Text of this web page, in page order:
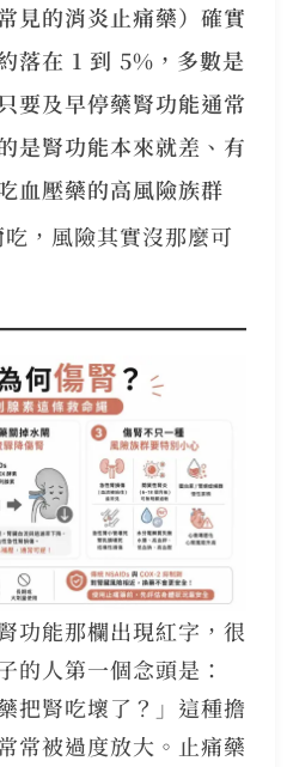
見的消炎止痛藥）確實
落在 1 到 5%，多數是
要及早停藥腎功能通常
是腎功能本來就差、有
血壓藥的高風險族群
，風險其實沒那麼可
功能那欄出現紅字，很
的人第一個念頭是：
把腎吃壞了？」這種擔
常被過度放大。止痛藥